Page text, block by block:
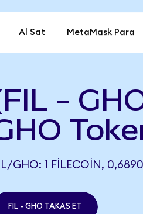
Al Sat MetaMask Para
-
GHO: 1 FILECOIN,
FIL - GHO TAKAS ET